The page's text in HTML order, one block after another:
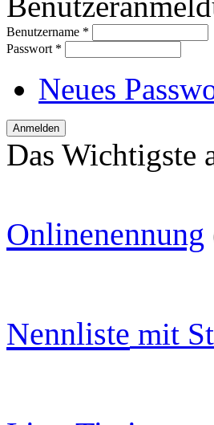
Benutzername *
Passwort *
Neues
Das Wichtigste
Onlinenennung
Nennliste mit